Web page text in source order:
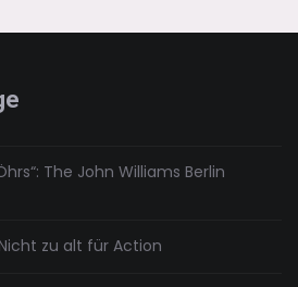
The John Williams Berlin
zu alt für Action